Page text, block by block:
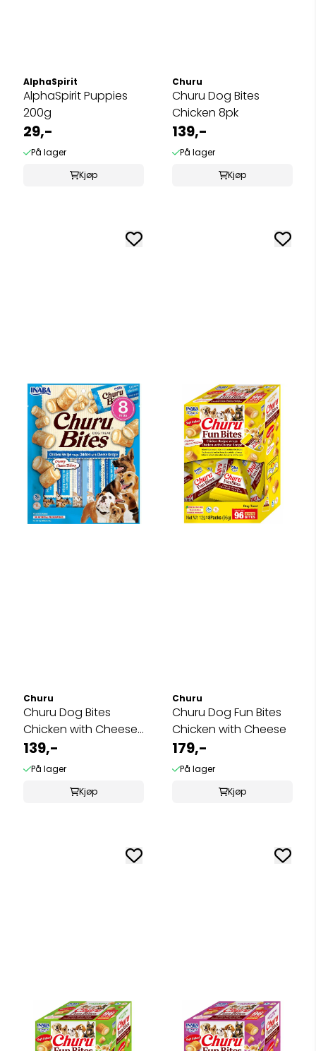
AlphaSpirit
AlphaSpirit Puppies
200g
29,-
På lager
Kjøp
Churu
Churu Dog Bites
Chicken 8pk
139,-
På lager
Kjøp
Churu
Churu Dog Bites
Chicken with Cheese
8pk
139,-
På lager
Kjøp
Churu
Churu Dog Fun Bites
Chicken with Cheese
179,-
På lager
Kjøp